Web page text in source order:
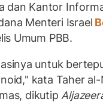
dan Kantor
Menteri Israel
Umum PBB.
untuk
kata Taher
dikutip